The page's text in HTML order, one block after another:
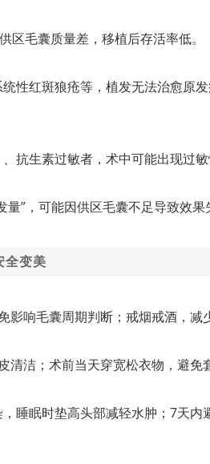
区毛囊质量差，移植后存活率低。
性红斑狼疮等，植发无法治愈原
抗生素过敏者，术中可能出现过敏
”，可能因供区毛囊不足导致效果
全变美
影响毛囊周期判断；戒烟戒酒，减
洁；术前当天穿宽松衣物，避免
睡眠时垫高头部减轻水肿；7天内